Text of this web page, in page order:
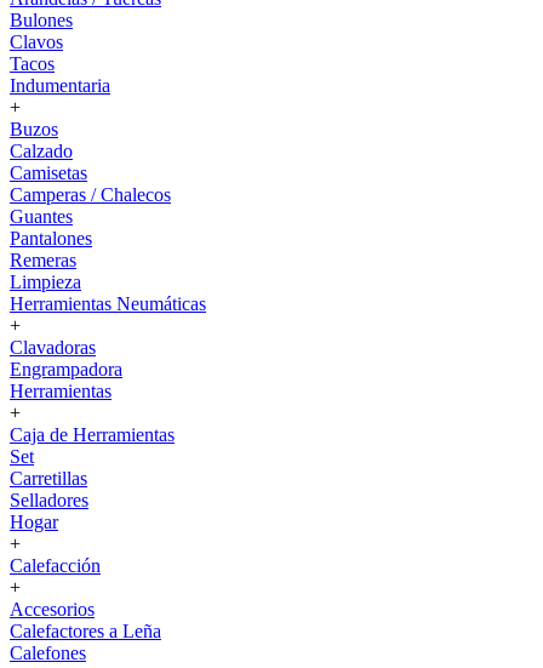
Bulones
Clavos
Tacos
Indumentaria
+
Buzos
Calzado
Camisetas
Camperas / Chalecos
Guantes
Pantalones
Remeras
Limpieza
Herramientas Neumáticas
+
Clavadoras
Engrampadora
Herramientas
+
Caja de Herramientas
Set
Carretillas
Selladores
Hogar
+
Calefacción
+
Accesorios
Calefactores a Leña
Calefones